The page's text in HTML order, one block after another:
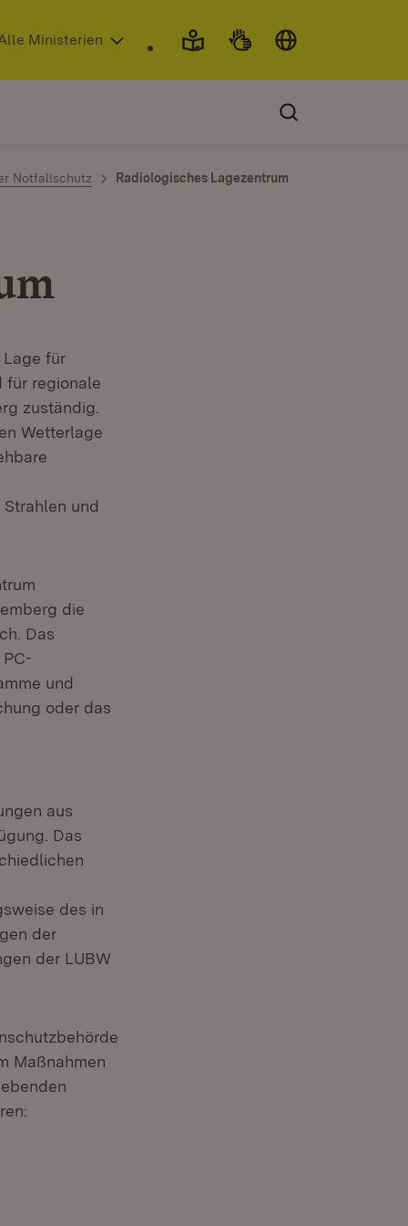
neuem Fenster)
Ministerien
Notfallschutz Radiologisches Lagezentrum
für
für regionale
zuständig.
Wetterlage
und
die
Das
und
oder das
aus
Das
des in
der
der LUBW
Maßnahmen